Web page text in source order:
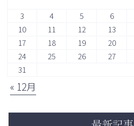
3
4 5 6
10
11 12 13
17
18 19 20
24
25 26 27
31
« 12月